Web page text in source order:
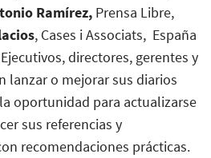
Ramírez, Prensa Libre,
, Cases i Associats, España
Ejecutivos, directores, gerentes y
lanzar o mejorar sus diarios
oportunidad para actualizarse
sus referencias y
recomendaciones prácticas.